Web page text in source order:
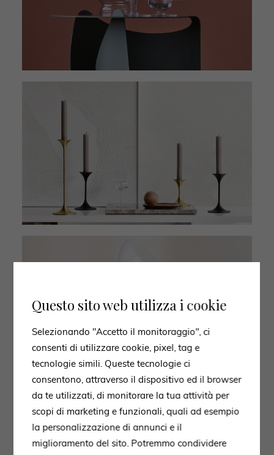
Questo sito web utilizza i cookie
Selezionando "Accetto il monitoraggio", ci
consenti di utilizzare cookie, pixel, tag e
tecnologie simili. Queste tecnologie ci
consentono, attraverso il dispositivo ed il browser
da te utilizzati, di monitorare la tua attività per
scopi di marketing e funzionali, quali ad esempio
la personalizzazione di annunci e il
miglioramento del sito. Potremmo condividere